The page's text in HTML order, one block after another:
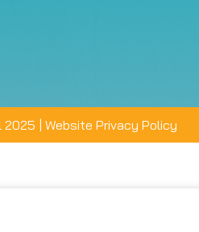
| Website Privacy Policy